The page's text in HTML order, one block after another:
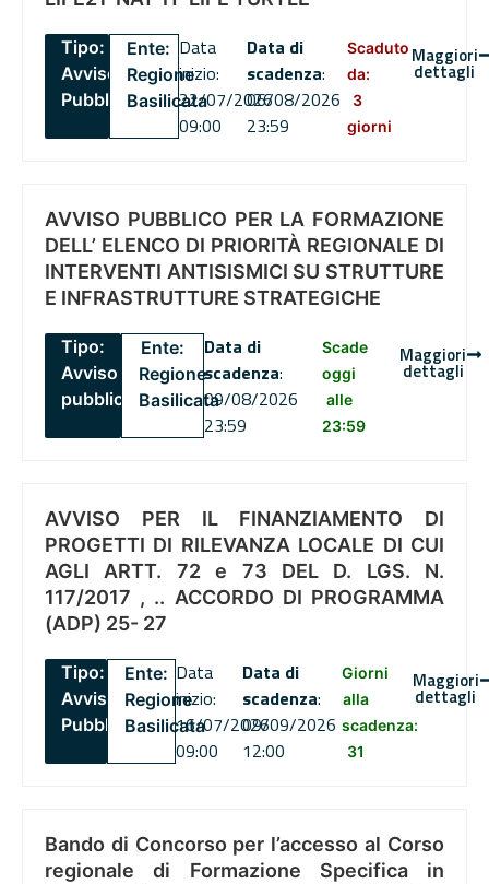
Tipo:
Avviso
Pubblico
Ente:
Regione
Basilicata
Data
inizio:
22/07/2026
09:00
Data di
scadenza:
06/08/2026
23:59
Scaduto
da:
3
giorni
Maggiori
dettagli
AVVISO PUBBLICO PER LA FORMAZIONE
DELL’ ELENCO DI PRIORITÀ REGIONALE DI
INTERVENTI ANTISISMICI SU STRUTTURE
E INFRASTRUTTURE STRATEGICHE
Tipo:
Avviso
pubblico
Ente:
Regione
Basilicata
Data di
scadenza:
09/08/2026
23:59
Scade
oggi
alle
23:59
Maggiori
dettagli
AVVISO PER IL FINANZIAMENTO DI
PROGETTI DI RILEVANZA LOCALE DI CUI
AGLI ARTT. 72 e 73 DEL D. LGS. N.
117/2017 , .. ACCORDO DI PROGRAMMA
(ADP) 25- 27
Tipo:
Avviso
Pubblico
Ente:
Regione
Basilicata
Data
inizio:
16/07/2026
09:00
Data di
scadenza:
09/09/2026
12:00
Giorni
alla
scadenza:
31
Maggiori
dettagli
Bando di Concorso per l’accesso al Corso
regionale di Formazione Specifica in